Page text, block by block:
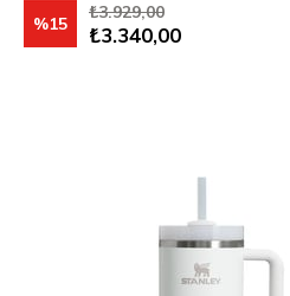
₺3.340,00
₺3.929,00
%15